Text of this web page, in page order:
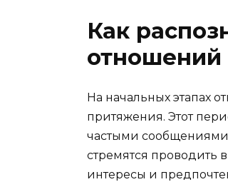
Как
отношений
На начальных этапах
притяжения. Этот
частыми
стремятся проводить
интересы и